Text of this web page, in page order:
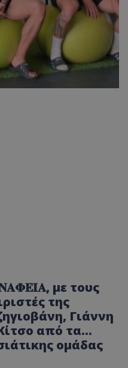
με τους
της
Γιάννη
από τα...
ομάδας